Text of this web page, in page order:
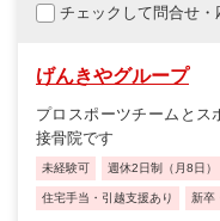
チェックして問合せ・
げんきやグループ
プロスポーツチームとス
接骨院です
未経験可 週休2日制（月8日）
住宅手当・引越支援あり 新卒